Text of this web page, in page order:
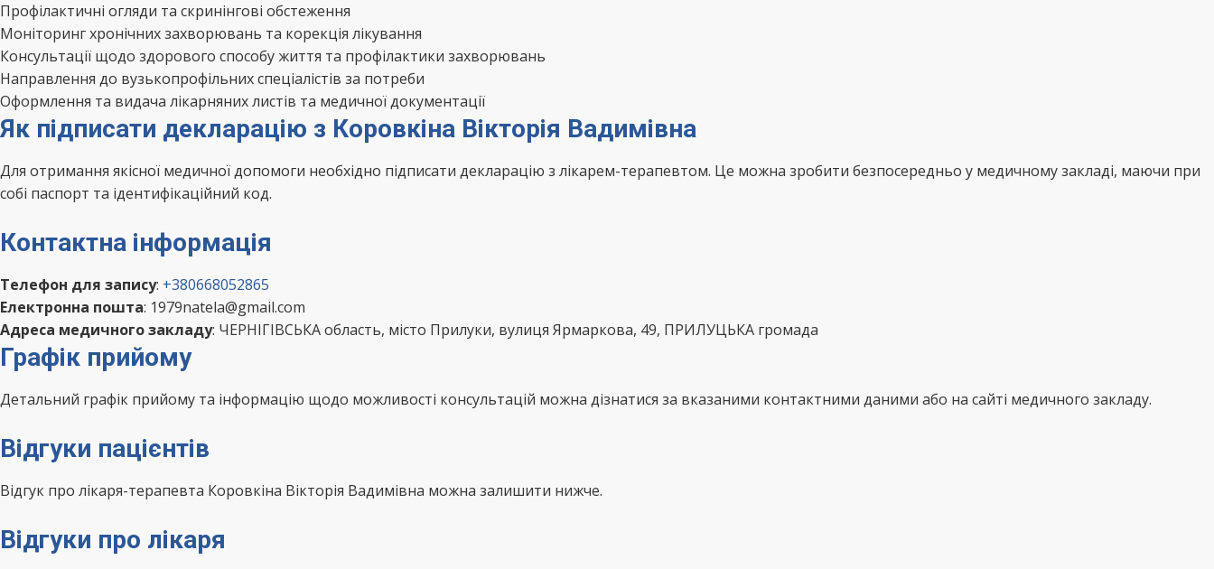
Профілактичні огляди та скринінгові обстеження
Моніторинг хронічних захворювань та корекція лікування
Консультації щодо здорового способу життя та профілактики захворювань
Направлення до вузькопрофільних спеціалістів за потреби
Оформлення та видача лікарняних листів та медичної документації
Як підписати декларацію з Коровкіна Вікторія Вадимівна
Для отримання якісної медичної допомоги необхідно підписати декларацію з лікарем-терапевтом. Це можна зробити безпосередньо у медичному закладі, маючи при
собі паспорт та ідентифікаційний код.
Контактна інформація
Телефон для запису: +380668052865
Електронна пошта: 1979natela@gmail.com
Адреса медичного закладу: ЧЕРНІГІВСЬКА область, місто Прилуки, вулиця Ярмаркова, 49, ПРИЛУЦЬКА громада
Графік прийому
Детальний графік прийому та інформацію щодо можливості консультацій можна дізнатися за вказаними контактними даними або на сайті медичного закладу.
Відгуки пацієнтів
Відгук про лікаря-терапевта Коровкіна Вікторія Вадимівна можна залишити нижче.
Відгуки про лікаря